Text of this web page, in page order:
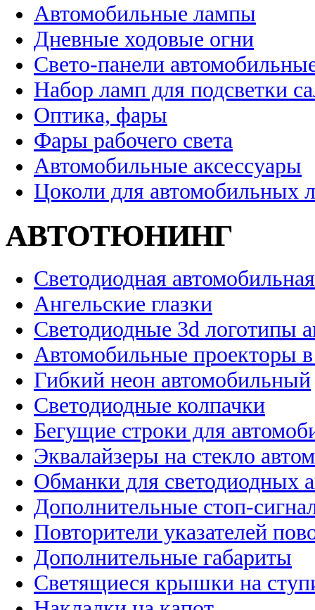
Автомобильные лампы
Дневные ходовые огни
Свето-панели
Набор ламп для подсветки
Оптика, фары
Фары рабочего света
Автомобильные аксессуары
Цоколи для автомобильных
АВТОТЮНИНГ
Светодиодная
Ангельские глазки
Светодиодные 3d логотипы
Автомобильные проекторы
Гибкий неон автомобильный
Светодиодные колпачки
Бегущие строки для
Эквалайзеры на стекло
Обманки для светодиодных
Дополнительные стоп-
Повторители указателей
Дополнительные габариты
Светящиеся крышки на